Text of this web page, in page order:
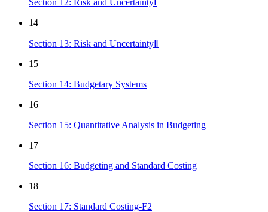
14
Section 13: Risk and UncertaintyⅡ
15
Section 14: Budgetary Systems
16
Section 15: Quantitative Analysis in Budgeting
17
Section 16: Budgeting and Standard Costing
18
Section 17: Standard Costing-F2